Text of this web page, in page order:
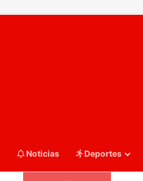
Noticias Deportes